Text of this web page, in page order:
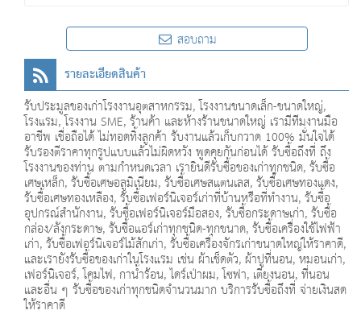
สอบถาม
รายละเอียดสินค้า
รับประมูลของเก่าโรงงานอุตสาหกรรม, โรงงานขนาดเล็ก-ขนาดใหญ่,
โรงแรม, โรงงาน SME, ร้านค้า และห้างร้านขนาดใหญ่ เรามีทีมงานมือ
อาชีพ เชื่อถือได้ ไม่ทอดทิ้งลูกค้า รับงานแล้วเก็บกวาด 100% มั่นใจได้
รับรองตีราคาทุกรูปแบบแล้วไม่ผิดหวัง พูดคุยกันก่อนได้ รับซื้อถึงที่ ถึง
โรงงานของท่าน ตามกำหนดเวลา เรายินดีรับซื้อของเก่าทุกชนิด, รับซื้อ
เศษเหล็ก, รับซื้อเศษอลูมิเนียม, รับซื้อเศษสแตนเลส, รับซื้อเศษทองแดง,
รับซื้อเศษทองเหลือง, รับซื้อเฟอร์นิเจอร์เก่าที่บ้านหรือที่ทำงาน, รับซื้อ
อุปกรณ์สำนักงาน, รับซื้อเฟอร์นิเจอร์มือสอง, รับซื้อกระดาษเก่า, รับซื้อ
กล่อง/ลังกระดาษ, รับซื้อแอร์เก่าทุกชนิด-ทุกขนาด, รับซื้อเครื่องใช้ไฟฟ้า
เก่า, รับซื้อเฟอร์นิเจอร์ไม้สักเก่า, รับซื้อเครื่องจักรเก่าขนาดใหญ่ให้ราคาดี,
และเรายังรับซื้อของเก่าในโรงแรม เช่น ผ้าเช็ดตัว, ผ้าปูที่นอน, หมอนเก่า,
เฟอร์นิเจอร์, โคมไฟ, กาน้ำร้อน, ไดร์เป่าผม, โซฟา, เตียงนอน, ที่นอน
และอื่น ๆ รับซื้อของเก่าทุกชนิดจำนวนมาก บริการรับซื้อถึงที่ จ่ายเงินสด
ให้ราคาดี